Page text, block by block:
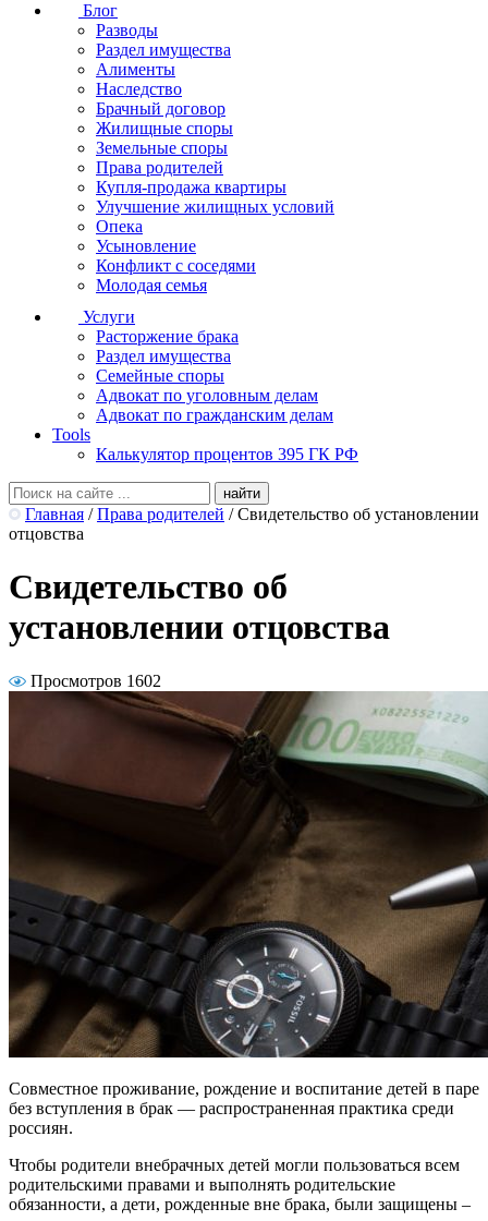
Блог
Разводы
Раздел имущества
Алименты
Наследство
Брачный договор
Жилищные споры
Земельные споры
Права родителей
Купля-продажа квартиры
Улучшение жилищных условий
Опека
Усыновление
Конфликт с соседями
Молодая семья
Услуги
Расторжение брака
Раздел имущества
Семейные споры
Адвокат по уголовным делам
Адвокат по гражданским делам
Tools
Калькулятор процентов 395 ГК РФ
Главная / Права родителей / Свидетельство об установлении
отцовства
Свидетельство об
установлении отцовства
Просмотров 1602
Совместное проживание, рождение и воспитание детей в паре
без вступления в брак — распространенная практика среди
россиян.
Чтобы родители внебрачных детей могли пользоваться всем
родительскими правами и выполнять родительские
обязанности, а дети, рожденные вне брака, были защищены –